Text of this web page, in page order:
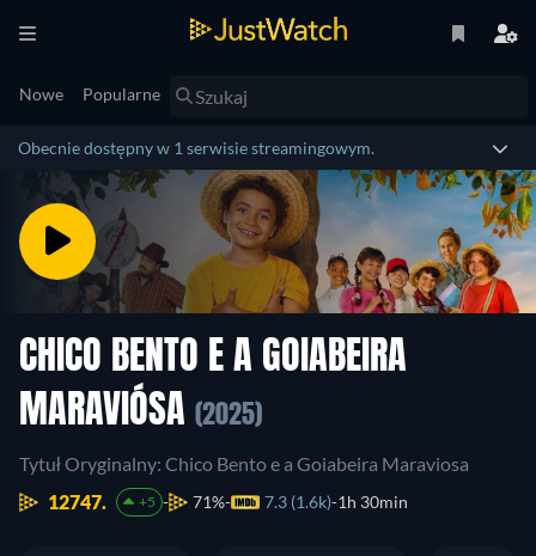
Nowe Popularne
Obecnie dostępny w 1 serwisie streamingowym.
CHICO BENTO E A GOIABEIRA
MARAVIÓSA (2025)
Tytuł Oryginalny: Chico Bento e a Goiabeira Maraviosa
12747.
+5 71% 7.3 (1.6k) 1h 30min